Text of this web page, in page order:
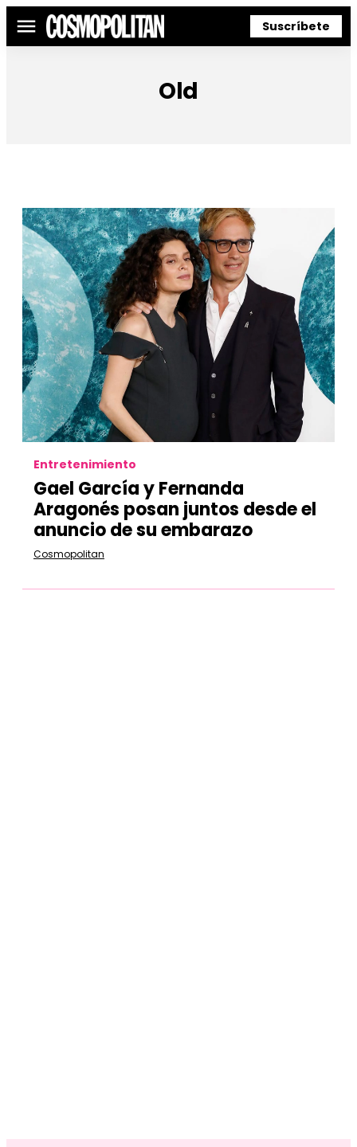
Menú Suscríbete
Old
Entretenimiento
Gael García y Fernanda
Aragonés posan juntos desde el
anuncio de su embarazo
Cosmopolitan